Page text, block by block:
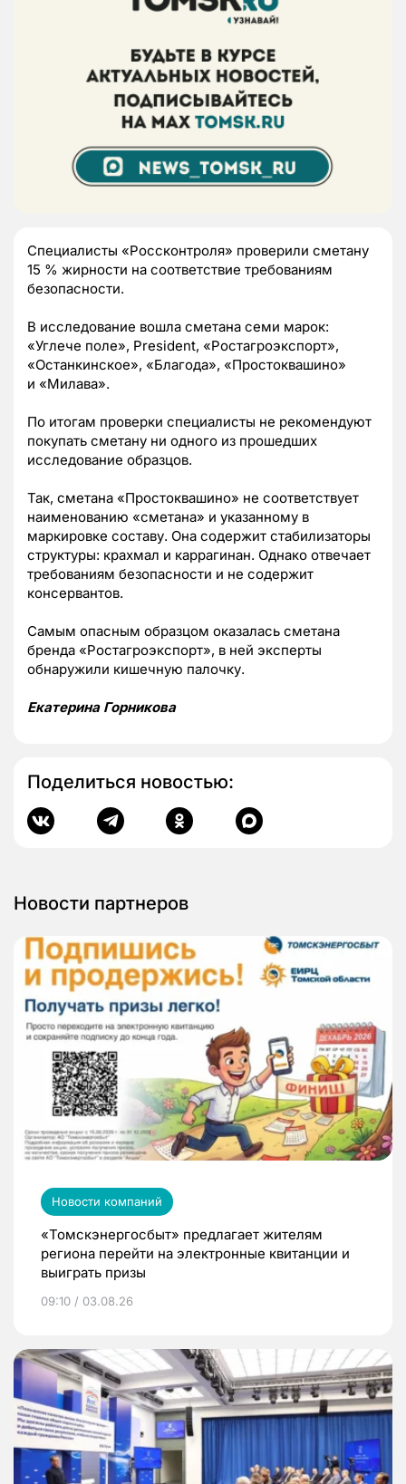
Специалисты «Россконтроля» проверили сметану
15 % жирности на соответствие требованиям
безопасности.
В исследование вошла сметана семи марок:
«Углече поле», President, «Ростагроэкспорт»,
«Останкинское», «Благода», «Простоквашино»
и «Милава».
По итогам проверки специалисты не рекомендуют
покупать сметану ни одного из прошедших
исследование образцов.
Так, сметана «Простоквашино» не соответствует
наименованию «сметана» и указанному в
маркировке составу. Она содержит стабилизаторы
структуры: крахмал и каррагинан. Однако отвечает
требованиям безопасности и не содержит
консервантов.
Самым опасным образцом оказалась сметана
бренда «Ростагроэкспорт», в ней эксперты
обнаружили кишечную палочку.
Екатерина Горникова
Поделиться новостью:
Новости партнеров
Новости компаний
«Томскэнергосбыт» предлагает жителям
региона перейти на электронные квитанции и
выиграть призы
09:10 / 03.08.26